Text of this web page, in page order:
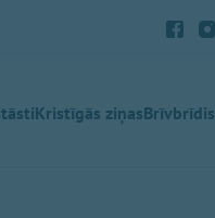
Kristīgās ziņasBrīvbrīdis